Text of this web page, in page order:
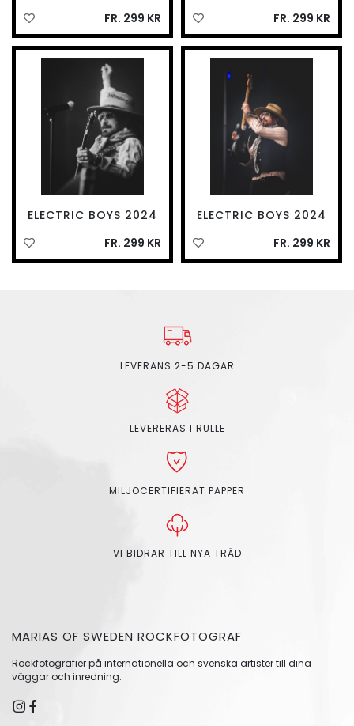
FR. 299 KR
FR. 299 KR
ELECTRIC BOYS 2024
FR. 299 KR
ELECTRIC BOYS 2024
FR. 299 KR
LEVERANS 2-5 DAGAR
LEVERERAS I RULLE
MILJÖCERTIFIERAT PAPPER
VI BIDRAR TILL NYA TRÄD
MARIAS OF SWEDEN ROCKFOTOGRAF
Rockfotografier på internationella och svenska artister till dina
väggar och inredning.